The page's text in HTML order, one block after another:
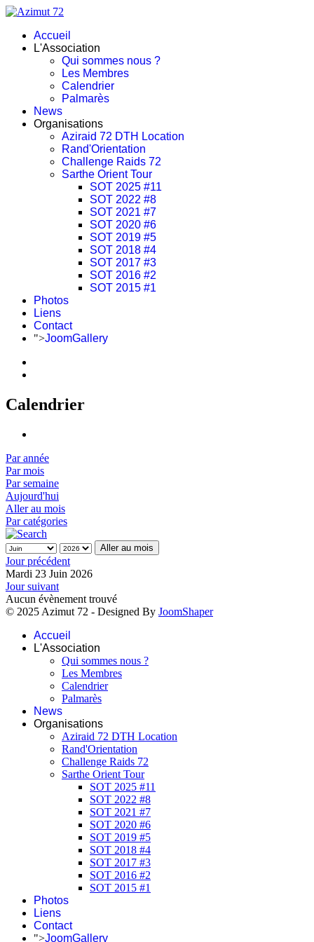
Accueil
L'Association
Qui sommes nous ?
Les Membres
Calendrier
Palmarès
News
Organisations
Aziraid 72 DTH Location
Rand'Orientation
Challenge Raids 72
Sarthe Orient Tour
SOT 2025 #11
SOT 2022 #8
SOT 2021 #7
SOT 2020 #6
SOT 2019 #5
SOT 2018 #4
SOT 2017 #3
SOT 2016 #2
SOT 2015 #1
Photos
Liens
Contact
">JoomGallery
Calendrier
Par année
Par mois
Par semaine
Aujourd'hui
Aller au mois
Par catégories
Aller au mois
Jour précédent
Mardi 23 Juin 2026
Jour suivant
Aucun évènement trouvé
© 2025 Azimut 72 - Designed By JoomShaper
Accueil
L'Association
Qui sommes nous ?
Les Membres
Calendrier
Palmarès
News
Organisations
Aziraid 72 DTH Location
Rand'Orientation
Challenge Raids 72
Sarthe Orient Tour
SOT 2025 #11
SOT 2022 #8
SOT 2021 #7
SOT 2020 #6
SOT 2019 #5
SOT 2018 #4
SOT 2017 #3
SOT 2016 #2
SOT 2015 #1
Photos
Liens
Contact
">JoomGallery